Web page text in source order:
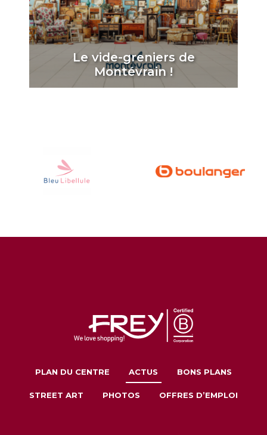
Le vide-greniers de
Montévrain !
PLAN DU CENTRE ACTUS BONS PLANS
STREET ART PHOTOS OFFRES D’EMPLOI